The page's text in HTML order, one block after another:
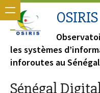
OSIRIS
les systèmes
inforoutes au Sénégal
Sénégal